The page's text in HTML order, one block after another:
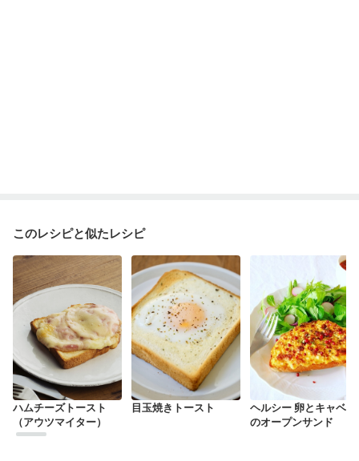
このレシピと似たレシピ
ハムチーズトースト
（アウツマイター）
目玉焼きトースト
ヘルシー 卵とキャベツ
のオープンサンド